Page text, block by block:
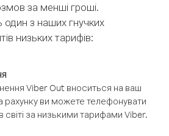
за менші гроші.
один з наших гнучких
низьких тарифів:
Viber Out вноситься на ваш
рахунку ви можете телефонувати
світі за низькими тарифами Viber.